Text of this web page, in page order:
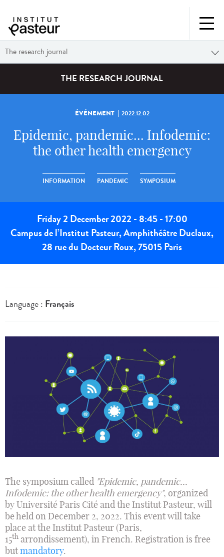
The research journal
THE RESEARCH JOURNAL
ÉVÉNEMENT 2022.12.02
Epidemic, pandemic... Infodemic:
the other health emergency
INFORMATION PANDEMIC SYMPOSIUM
Friday 2 December 2022 - 8:45 - 17:00
Campus de l’Institut Pasteur, Amphithéâtre Duclaux,
28 rue du Docteur Roux, 75015 Paris
Language : Français
The symposium called "Epidemic, pandemic...
Infodemic: the other health emergency", organized
by Université Paris Cité and the Institut Pasteur, will
be held on December 2, 2022. This event will take
place at the Institut Pasteur (Paris,
15th arrondissement), in French. Registration is free
butmandatory.